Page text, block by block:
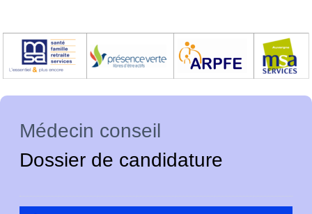
Médecin conseil
Dossier de candidature